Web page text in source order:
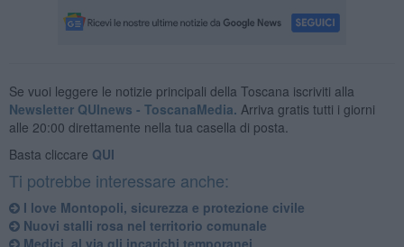
Se vuoi leggere le notizie principali della Toscana iscriviti alla
Newsletter QUInews - ToscanaMedia. Arriva gratis tutti i giorni
alle 20:00 direttamente nella tua casella di posta.
Basta cliccare QUI
Ti potrebbe interessare anche:
​I love Montopoli, sicurezza e protezione civile
Nuovi stalli rosa nel territorio comunale
Medici, al via gli incarichi temporanei